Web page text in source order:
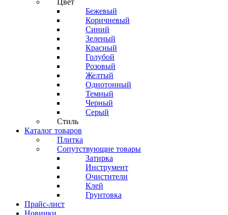
Цвет
Бежевый
Коричневый
Синий
Зеленый
Красный
Голубой
Розовый
Желтый
Однотонный
Темный
Черный
Серый
Стиль
Каталог товаров
Плитка
Сопутствующие товары
Затирка
Инструмент
Очистители
Клей
Грунтовка
Прайс-лист
Новинки